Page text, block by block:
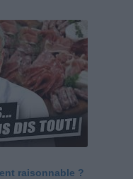
raisonnable ?